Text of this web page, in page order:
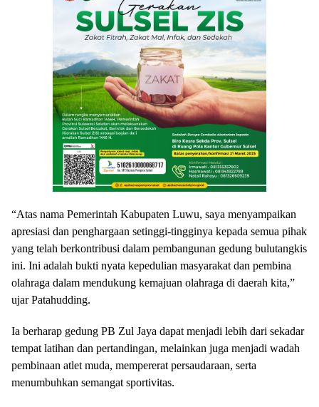
“Atas nama Pemerintah Kabupaten Luwu, saya menyampaikan
apresiasi dan penghargaan setinggi-tingginya kepada semua pihak
yang telah berkontribusi dalam pembangunan gedung bulutangkis
ini. Ini adalah bukti nyata kepedulian masyarakat dan pembina
olahraga dalam mendukung kemajuan olahraga di daerah kita,”
ujar Patahudding.
Ia berharap gedung PB Zul Jaya dapat menjadi lebih dari sekadar
tempat latihan dan pertandingan, melainkan juga menjadi wadah
pembinaan atlet muda, mempererat persaudaraan, serta
menumbuhkan semangat sportivitas.